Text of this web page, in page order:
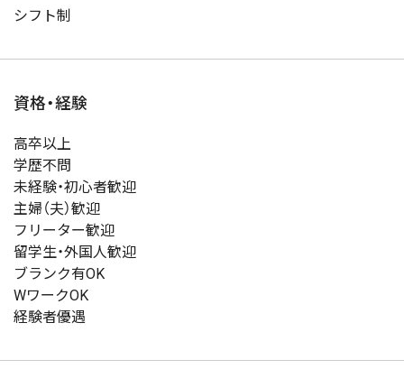
シフト制
資格・経験
高卒以上
学歴不問
未経験・初心者歓迎
主婦（夫）歓迎
フリーター歓迎
留学生・外国人歓迎
ブランク有OK
WワークOK
経験者優遇